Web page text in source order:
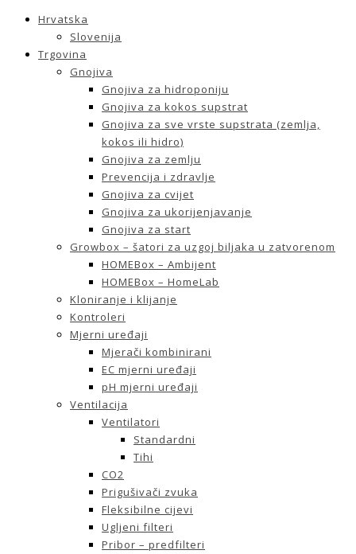
Hrvatska
Slovenija
Trgovina
Gnojiva
Gnojiva za hidroponiju
Gnojiva za kokos supstrat
Gnojiva za sve vrste supstrata (zemlja,
kokos ili hidro)
Gnojiva za zemlju
Prevencija i zdravlje
Gnojiva za cvijet
Gnojiva za ukorijenjavanje
Gnojiva za start
Growbox – šatori za uzgoj biljaka u zatvorenom
HOMEBox – Ambijent
HOMEBox – HomeLab
Kloniranje i klijanje
Kontroleri
Mjerni uređaji
Mjerači kombinirani
EC mjerni uređaji
pH mjerni uređaji
Ventilacija
Ventilatori
Standardni
Tihi
CO2
Prigušivači zvuka
Fleksibilne cijevi
Ugljeni filteri
Pribor – predfilteri